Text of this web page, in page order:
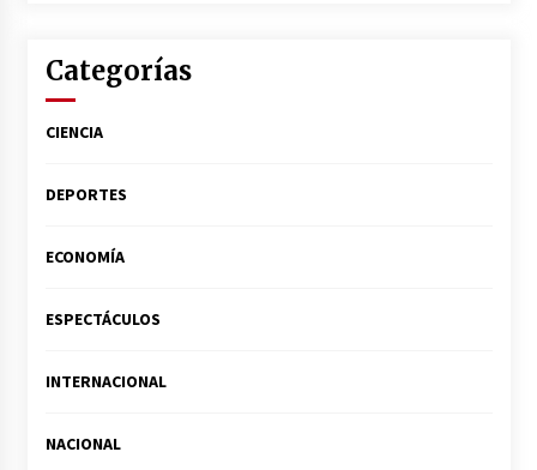
Categorías
CIENCIA
DEPORTES
ECONOMÍA
ESPECTÁCULOS
INTERNACIONAL
NACIONAL